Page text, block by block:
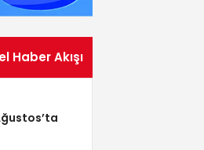
Haber Akışı